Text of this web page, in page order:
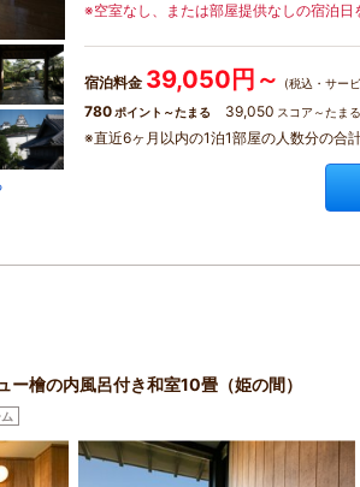
※空室なし、または部屋提供なしの宿泊日
宿泊料金 39,050円～ (税込・サー
780 ポイント～たまる 39,050 スコア～たまる
※直近6ヶ月以内の1泊1部屋の人数分の合
ー檜の内風呂付き和室10畳（姫の間）